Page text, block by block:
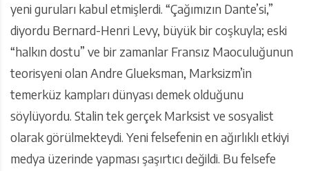
yeni guruları kabul etmişlerdi. “Çağımızın Dante’si,”
diyordu Bernard-Henri Levy, büyük bir coşkuyla; eski
“halkın dostu” ve bir zamanlar Fransız Maoculuğunun
teorisyeni olan Andre Glueksman, Marksizm’in
temerküz kampları dünyası demek olduğunu
söylüyordu. Stalin tek gerçek Marksist ve sosyalist
olarak görülmekteydi. Yeni felsefenin en ağırlıklı etkiyi
medya üzerinde yapması şaşırtıcı değildi. Bu felsefe